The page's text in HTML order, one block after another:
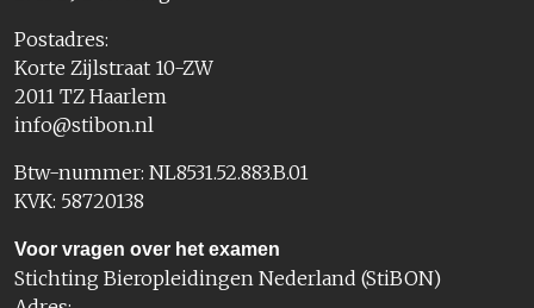
Postadres:
Korte Zijlstraat 10-ZW
2011 TZ Haarlem
info@stibon.nl
Btw-nummer: NL8531.52.883.B.01
KVK: 58720138
Voor vragen over het examen
Stichting Bieropleidingen Nederland (StiBON)